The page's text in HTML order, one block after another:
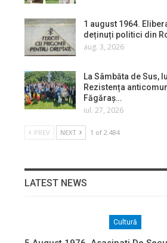
1 august 1964.
deținuți politici din
aug. 3, 2026
La Sâmbăta de Sus,
Rezistența
Făgăraș…
iul. 27, 2026
PREV NEXT 1 of 2.484
LATEST NEWS
Cultură